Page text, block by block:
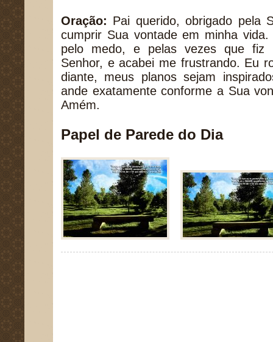
Oração: Pai querido, obrigado pela
cumprir Sua vontade em minha
pelo medo, e pelas vezes que fiz
Senhor, e acabei me frustrando. Eu
diante, meus planos sejam
ande exatamente conforme a Sua
Amém.
Papel de Parede do Dia